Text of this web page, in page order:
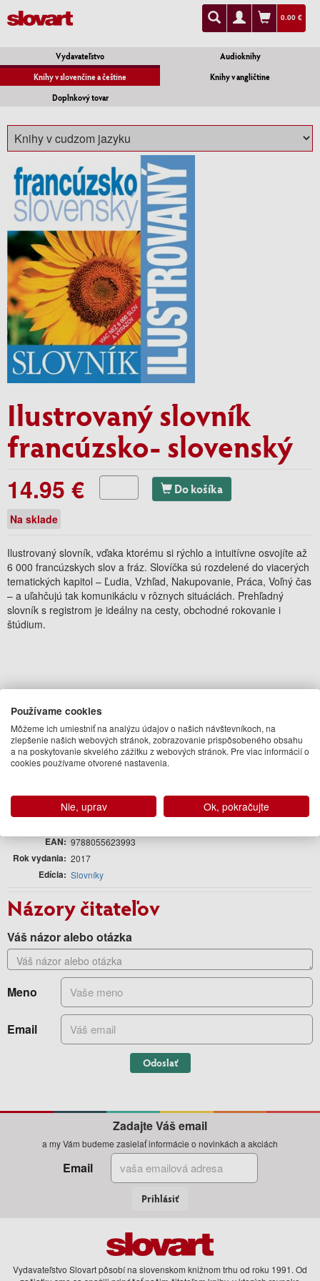
0.00 €
Vydavateľstvo
Audioknihy
Knihy v slovenčine a češtine
Knihy v angličtine
Doplnkový tovar
Ilustrovaný slovník
francúzsko- slovenský
14.95 € Do košíka
Na sklade
Ilustrovaný slovník, vďaka ktorému si rýchlo a intuitívne osvojíte až
6 000 francúzskych slov a fráz. Slovíčka sú rozdelené do viacerých
tematických kapitol – Ľudia, Vzhľad, Nakupovanie, Práca, Voľný čas
– a uľahčujú tak komunikáciu v rôznych situáciách. Prehľadný
slovník s registrom je ideálny na cesty, obchodné rokovanie i
štúdium.
Podrobnosti
Počet strán 360
EAN 9788055623993
Rok vydania 2017
Edícia Slovníky
Názory čitateľov
Váš názor alebo otázka
Meno
Email
Odoslať
Zadajte Váš email
a my Vám budeme zasielať informácie o novinkách a akciách
Email
Prihlásiť
Vydavateľstvo Slovart pôsobí na slovenskom knižnom trhu od roku 1991. Od
Používame cookies
Môžeme ich umiestniť na analýzu údajov o našich návštevníkoch, na
zlepšenie našich webových stránok, zobrazovanie prispôsobeného obsahu
a na poskytovanie skvelého zážitku z webových stránok. Pre viac informácií o
cookies používame otvorené nastavenia.
Nie, uprav Ok, pokračujte